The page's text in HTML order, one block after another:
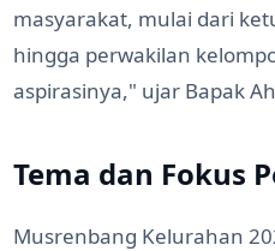
masyarakat, mulai dari
hingga perwakilan
aspirasinya," ujar Bapak
Tema dan Fokus
Musrenbang Kelurahan